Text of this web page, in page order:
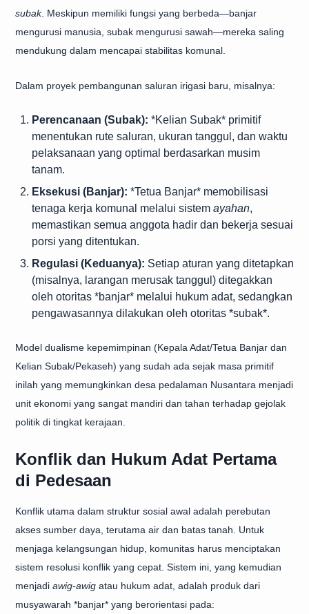
subak. Meskipun memiliki fungsi yang berbeda—banjar
mengurusi manusia, subak mengurusi sawah—mereka saling
mendukung dalam mencapai stabilitas komunal.
Dalam proyek pembangunan saluran irigasi baru, misalnya:
Perencanaan (Subak): *Kelian Subak* primitif
menentukan rute saluran, ukuran tanggul, dan waktu
pelaksanaan yang optimal berdasarkan musim
tanam.
Eksekusi (Banjar): *Tetua Banjar* memobilisasi
tenaga kerja komunal melalui sistem ayahan,
memastikan semua anggota hadir dan bekerja sesuai
porsi yang ditentukan.
Regulasi (Keduanya): Setiap aturan yang ditetapkan
(misalnya, larangan merusak tanggul) ditegakkan
oleh otoritas *banjar* melalui hukum adat, sedangkan
pengawasannya dilakukan oleh otoritas *subak*.
Model dualisme kepemimpinan (Kepala Adat/Tetua Banjar dan
Kelian Subak/Pekaseh) yang sudah ada sejak masa primitif
inilah yang memungkinkan desa pedalaman Nusantara menjadi
unit ekonomi yang sangat mandiri dan tahan terhadap gejolak
politik di tingkat kerajaan.
Konflik dan Hukum Adat Pertama
di Pedesaan
Konflik utama dalam struktur sosial awal adalah perebutan
akses sumber daya, terutama air dan batas tanah. Untuk
menjaga kelangsungan hidup, komunitas harus menciptakan
sistem resolusi konflik yang cepat. Sistem ini, yang kemudian
menjadi awig-awig atau hukum adat, adalah produk dari
musyawarah *banjar* yang berorientasi pada: